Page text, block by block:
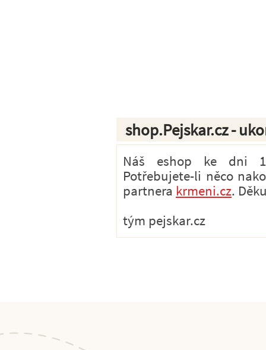
shop.Pejskar.cz -
Náš eshop ke dni
Potřebujete-li něco
partnera krmeni.cz.
tým pejskar.cz